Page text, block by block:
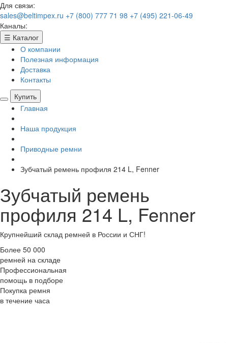
Для связи:
sales@beltimpex.ru +7 (800) 777 71 98 +7 (495) 221-06-49
Каналы:
☰ Каталог
О компании
Полезная информация
Доставка
Контакты
Купить
Главная
Наша продукция
Приводные ремни
Зубчатый ремень профиля 214 L, Fenner
Зубчатый ремень
профиля 214 L, Fenner
Крупнейший склад ремней в России и СНГ!
Более 50 000
ремней на складе
Профессиональная
помощь в подборе
Покупка ремня
в течение часа